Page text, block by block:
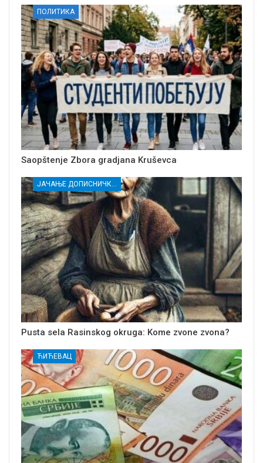
ПОЛИТИКА
Saopštenje Zbora gradjana Kruševca
Pusta sela Rasinskog okruga: Kome zvone zvona?
ЋИЋЕВАЦ